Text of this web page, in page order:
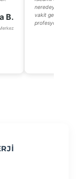
B.
neredeyse hiç
vakit
profesyoneldi,